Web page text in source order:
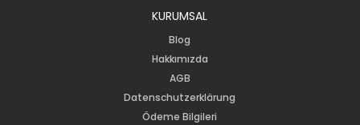
KURUMSAL
Blog
Hakkımızda
AGB
Datenschutzerklärung
Ödeme Bilgileri